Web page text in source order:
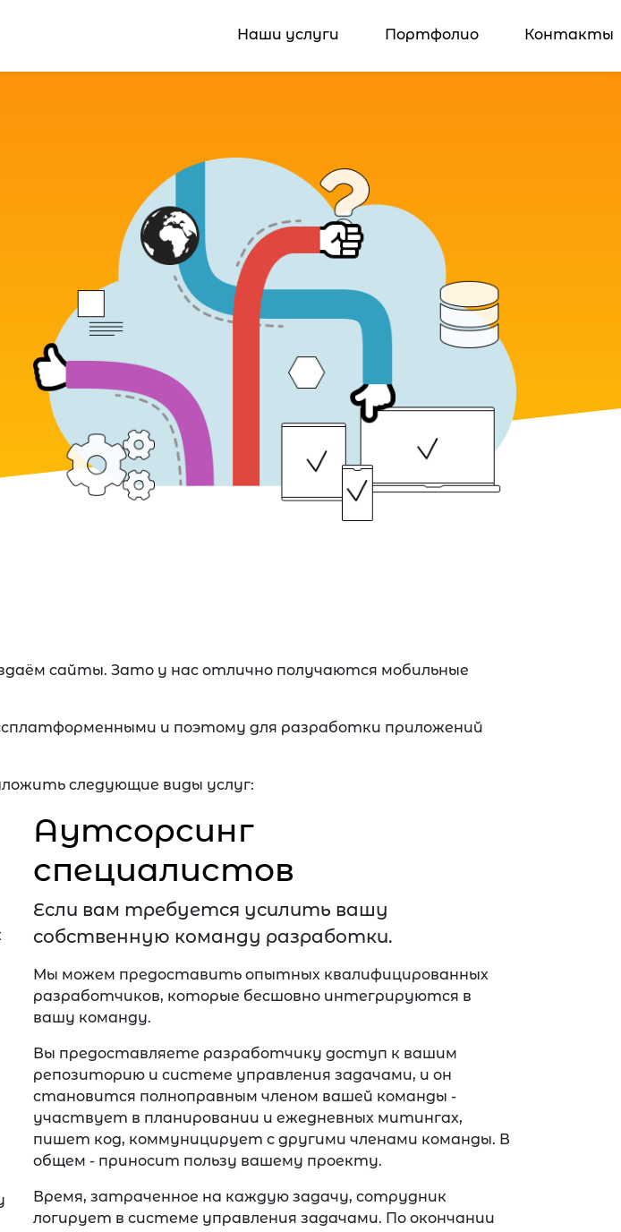
Наши услуги Портфолио Контакты
сайты. Зато у нас отлично получаются мобильные
и поэтому для разработки приложений
следующие виды услуг:
Аутсорсинг
специалистов
Если вам требуется усилить вашу
собственную команду разработки.
Мы можем предоставить опытных квалифицированных
разработчиков, которые бесшовно интегрируются в
вашу команду.
Вы предоставляете разработчику доступ к вашим
репозиторию и системе управления задачами, и он
становится полноправным членом вашей команды -
участвует в планировании и ежедневных митингах,
пишет код, коммуницирует с другими членами команды. В
общем - приносит пользу вашему проекту.
Время, затраченное на каждую задачу, сотрудник
логирует в системе управления задачами. По окончании